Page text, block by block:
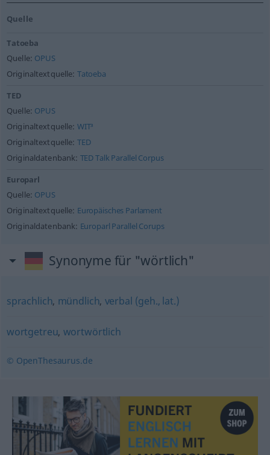
Quelle
Tatoeba
Quelle: OPUS
Originaltextquelle: Tatoeba
TED
Quelle: OPUS
Originaltextquelle: WIT³
Originaltextquelle: TED
Originaldatenbank: TED Talk Parallel Corpus
Europarl
Quelle: OPUS
Originaltextquelle: Europäisches Parlament
Originaldatenbank: Europarl Parallel Corups
Synonyme für "wörtlich"
sprachlich, mündlich, verbal (geh., lat.)
wortgetreu, wortwörtlich
© OpenThesaurus.de